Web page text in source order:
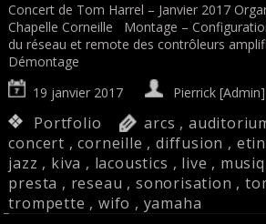
Concert de Tom Harrel – Janvier 2017
Chapelle Corneille Montage –
du réseau et remote des contrôleurs
Démontage
19 janvier 2017
Pierrick [Admin]
Portfolio arcs ,
concert ,corneille ,diffusion ,
jazz , kiva , lacoustics , live ,
presta , reseau , sonorisation ,
trompette ,wifo , yamaha